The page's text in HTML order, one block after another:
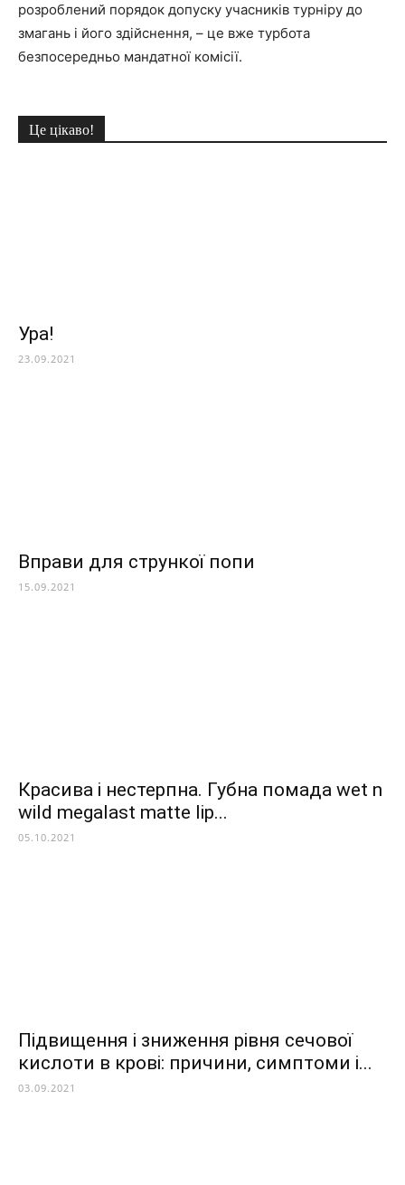
розроблений порядок допуску учасників турніру до
змагань і його здійснення, – це вже турбота
безпосередньо мандатної комісії.
Це цікаво!
Ура!
23.09.2021
Вправи для стрункої попи
15.09.2021
Красива і нестерпна. Губна помада wet n
wild megalast matte lip...
05.10.2021
Підвищення і зниження рівня сечової
кислоти в крові: причини, симптоми і...
03.09.2021